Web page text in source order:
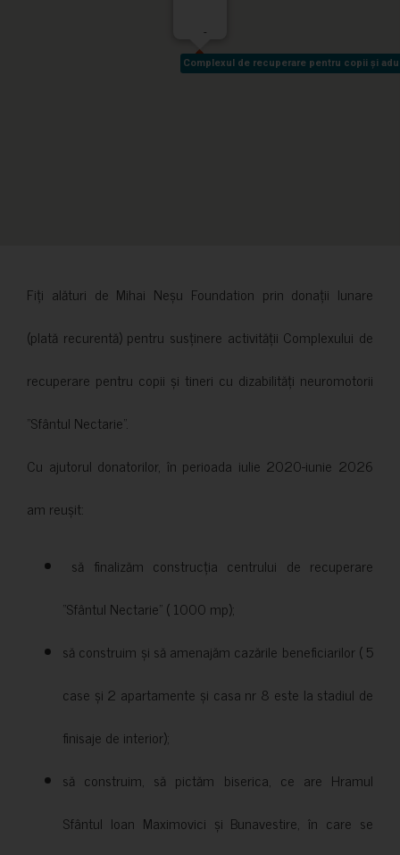
Complexul de recuperare pentru copii și
Complexul de recuperare pentru copii și
-
Fiți alături de Mihai Neșu Foundation prin donații lunare
(plată recurentă) pentru susținere activității Complexului de
recuperare pentru copii și tineri cu dizabilități neuromotorii
”Sfântul Nectarie”.
Cu ajutorul donatorilor, în perioada iulie 2020-iunie 2026
am reușit:
să finalizăm construcția centrului de recuperare
”Sfântul Nectarie” ( 1000 mp);
să construim și să amenajăm cazările beneficiarilor ( 5
case și 2 apartamente și casa nr 8 este la stadiul de
finisaje de interior);
să construim, să pictăm biserica, ce are Hramul
Sfântul Ioan Maximovici și Bunavestire, în care se